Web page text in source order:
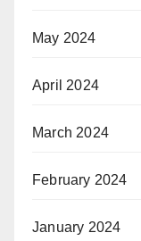
May 2024
April 2024
March 2024
February 2024
January 2024